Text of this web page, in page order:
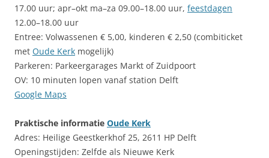
17.00 uur; apr–okt ma–za 09.00–18.00 uur, feestdagen
12.00–18.00 uur
Entree: Volwassenen € 5,00, kinderen € 2,50 (combiticket
met Oude Kerk mogelijk)
Parkeren: Parkeergarages Markt of Zuidpoort
OV: 10 minuten lopen vanaf station Delft
Google Maps
Praktische informatie Oude Kerk
Adres: Heilige Geestkerkhof 25, 2611 HP Delft
Openingstijden: Zelfde als Nieuwe Kerk